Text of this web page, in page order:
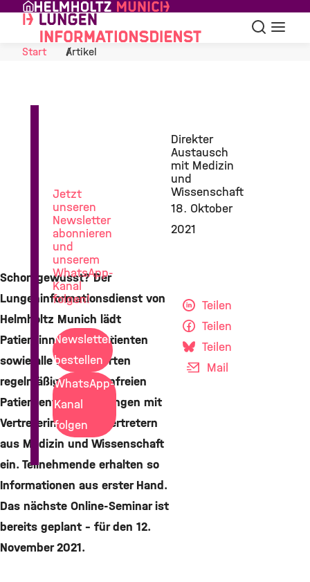
Skip to Content
Suche
Start
Artikel
Direkter
Austausch
mit Medizin
und
Wissenschaft
18. Oktober
2021
Schon gewusst? Der
Lungeninformationsdienst von
Helmholtz Munich lädt
Patientinnen und Patienten
sowie alle Interessierten
regelmäßig zu kostenfreien
Patientenveranstaltungen mit
Vertreterinnen und Vertretern
aus Medizin und Wissenschaft
ein. Teilnehmende erhalten so
Informationen aus erster Hand.
Das nächste Online-Seminar ist
bereits geplant – für den 12.
November 2021.
Teilen
Teilen
Teilen
Mail
Jetzt
unseren
Newsletter
abonnieren
und
unserem
WhatsApp-
Kanal
folgen!
Newsletter
bestellen
WhatsApp-
Kanal
folgen